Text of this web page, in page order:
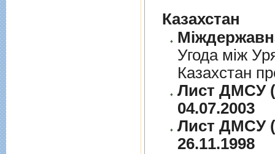
Казахстан
Угода між
Казахстан
Лист ДМСУ
04.07.2003
Лист ДМСУ
26.11.1998